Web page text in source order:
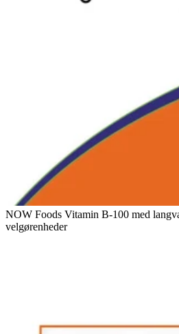
NOW Foods Vitamin B-100 med
velgørenheder